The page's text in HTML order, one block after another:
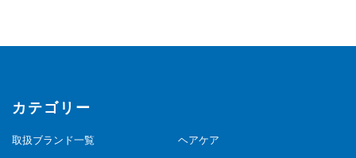
カテゴリー
取扱ブランド一覧 ヘアケア